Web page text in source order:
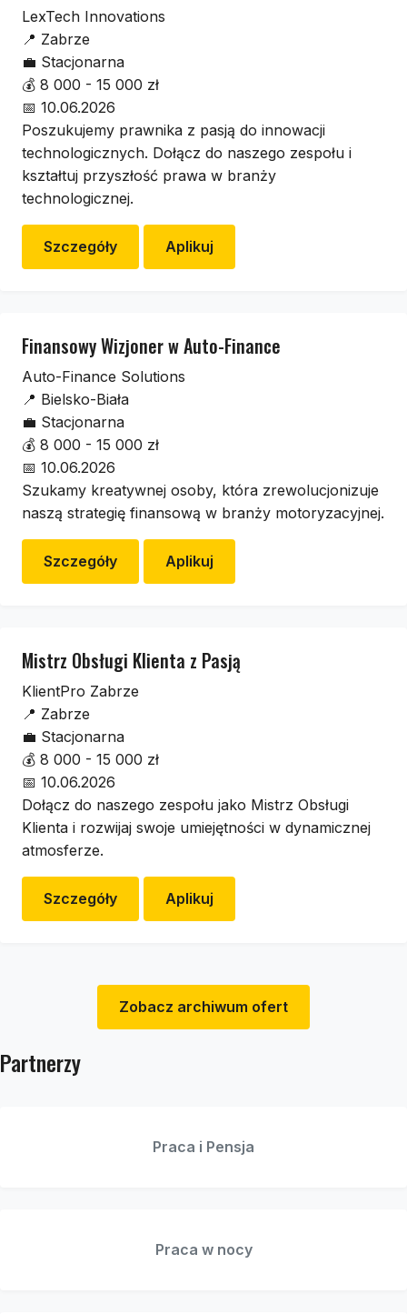
LexTech Innovations
📍 Zabrze
💼 Stacjonarna
💰 8 000 - 15 000 zł
📅 10.06.2026
Poszukujemy prawnika z pasją do innowacji
technologicznych. Dołącz do naszego zespołu i
kształtuj przyszłość prawa w branży
technologicznej.
Szczegóły Aplikuj
Finansowy Wizjoner w Auto-Finance
Auto-Finance Solutions
📍 Bielsko-Biała
💼 Stacjonarna
💰 8 000 - 15 000 zł
📅 10.06.2026
Szukamy kreatywnej osoby, która zrewolucjonizuje
naszą strategię finansową w branży motoryzacyjnej.
Szczegóły Aplikuj
Mistrz Obsługi Klienta z Pasją
KlientPro Zabrze
📍 Zabrze
💼 Stacjonarna
💰 8 000 - 15 000 zł
📅 10.06.2026
Dołącz do naszego zespołu jako Mistrz Obsługi
Klienta i rozwijaj swoje umiejętności w dynamicznej
atmosferze.
Szczegóły Aplikuj
Zobacz archiwum ofert
Partnerzy
Praca i Pensja
Praca w nocy